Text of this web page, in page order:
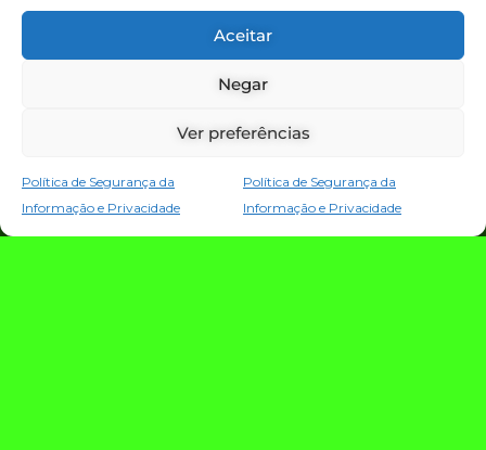
Aceitar
Negar
Ver preferências
Política de Segurança da
Informação e Privacidade
Política de Segurança da
Informação e Privacidade
TECNOLOGIA E NOTÍCIAS